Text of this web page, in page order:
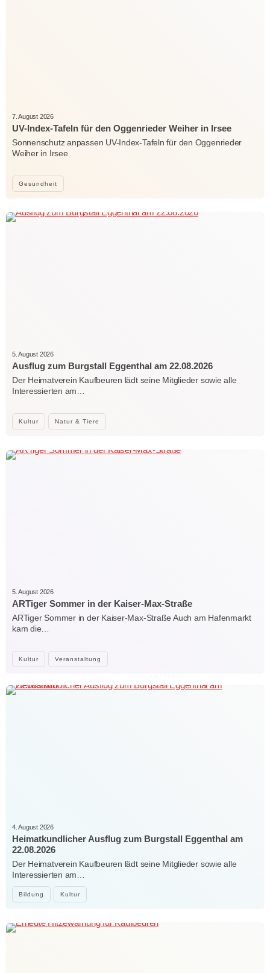
Gesundheit
7. August 2026
UV-Index-Tafeln für den Oggenrieder Weiher in Irsee
Sonnenschutz anpassen UV-Index-Tafeln für den Oggenrieder
Weiher in Irsee
Kultur Natur & Tiere
5. August 2026
Ausflug zum Burgstall Eggenthal am 22.08.2026
Der Heimatverein Kaufbeuren lädt seine Mitglieder sowie alle
Interessierten am…
Kultur Veranstaltung
5. August 2026
ARTiger Sommer in der Kaiser-Max-Straße
ARTiger Sommer in der Kaiser-Max-Straße Auch am Hafenmarkt
kam die…
Bildung Kultur
4. August 2026
Heimatkundlicher Ausflug zum Burgstall Eggenthal am
22.08.2026
Der Heimatverein Kaufbeuren lädt seine Mitglieder sowie alle
Interessierten am…